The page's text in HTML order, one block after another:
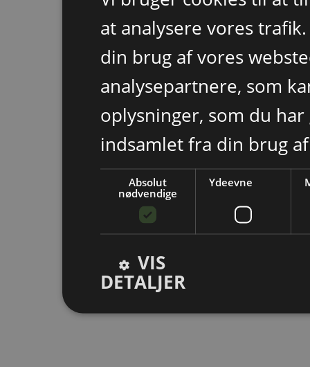
at analysere vores
din brug af vores
analysepartnere, som
oplysninger, som du
indsamlet fra din brug
Absolut
nødvendige
Ydeevne
VIS
DETALJER